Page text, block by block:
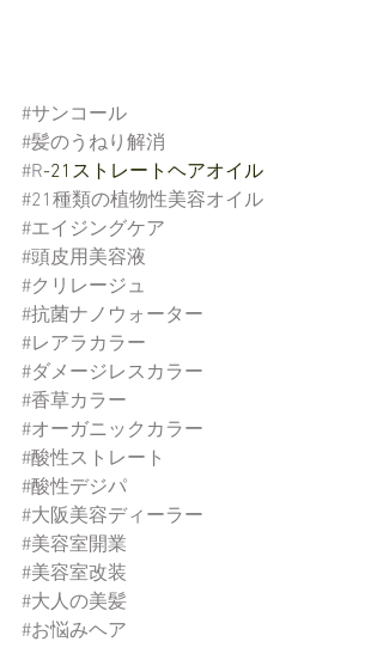
#サンコール
#髪のうねり解消
#R-21ストレートヘアオイル
#21種類の植物性美容オイル
#エイジングケア
#頭皮用美容液
#クリレージュ
#抗菌ナノウォーター
#レアラカラー
#ダメージレスカラー
#香草カラー
#オーガニックカラー
#酸性ストレート
#酸性デジパ
#大阪美容ディーラー
#美容室開業
#美容室改装
#大人の美髪
#お悩みヘア